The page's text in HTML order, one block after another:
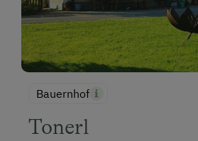
Bauernhof
Tonerl